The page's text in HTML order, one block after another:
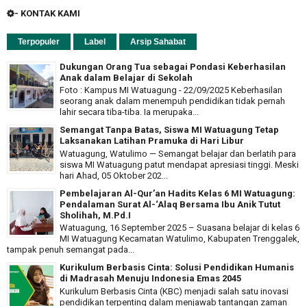
- KONTAK KAMI
Terpopuler Label Arsip Sahabat
Dukungan Orang Tua sebagai Pondasi Keberhasilan
Anak dalam Belajar di Sekolah
Foto : Kampus MI Watuagung - 22/09/2025 Keberhasilan
seorang anak dalam menempuh pendidikan tidak pernah
lahir secara tiba-tiba. Ia merupaka...
Semangat Tanpa Batas, Siswa MI Watuagung Tetap
Laksanakan Latihan Pramuka di Hari Libur
Watuagung, Watulimo — Semangat belajar dan berlatih para
siswa MI Watuagung patut mendapat apresiasi tinggi. Meski
hari Ahad, 05 Oktober 202...
Pembelajaran Al-Qur’an Hadits Kelas 6 MI Watuagung:
Pendalaman Surat Al-‘Alaq Bersama Ibu Anik Tutut
Sholihah, M.Pd.I
Watuagung, 16 September 2025 – Suasana belajar di kelas 6
MI Watuagung Kecamatan Watulimo, Kabupaten Trenggalek,
tampak penuh semangat pada...
Kurikulum Berbasis Cinta: Solusi Pendidikan Humanis
di Madrasah Menuju Indonesia Emas 2045
Kurikulum Berbasis Cinta (KBC) menjadi salah satu inovasi
pendidikan terpenting dalam menjawab tantangan zaman